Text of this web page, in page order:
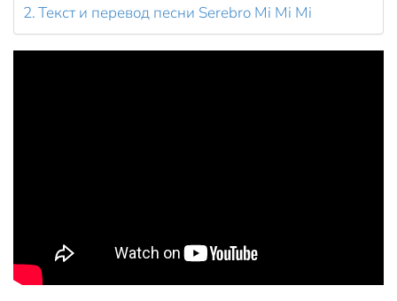
Текст и перевод песни Serebro Mi Mi Mi